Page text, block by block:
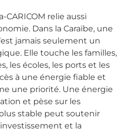
CARICOM relie aussi
Dans la Caraïbe, une
jamais seulement un
Elle touche les familles,
les écoles, les ports et les
à une énergie fiable et
une priorité. Une énergie
et pèse sur les
stable peut soutenir
et la